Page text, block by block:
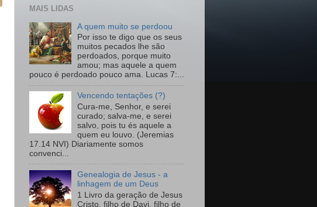
MAIS LIDAS
A quem muito se perdoou
Por isso te digo que os seus
muitos pecados lhe são
perdoados, porque muito
amou; mas aquele a quem
pouco é perdoado pouco ama. Lucas 7:...
Vencendo tentações (?)
Cura-me, Senhor, e serei
curado; salva-me, e serei
salvo, pois tu és aquele a
quem eu louvo. (Jeremias
17.14 NVI) Diariamente somos
convenci...
Genealogia de Jesus - a
linhagem de um Deus
1 Livro da geração de Jesus
Cristo, filho de Davi, filho de